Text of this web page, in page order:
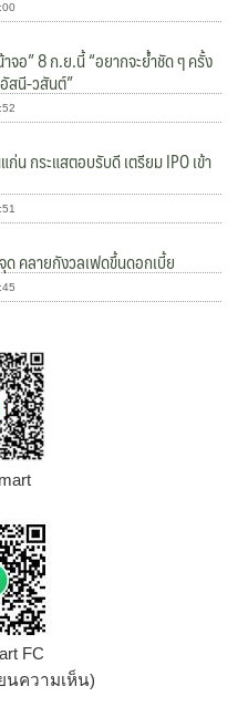
จอ” 8 ก.ย.นี้ “อยากจะย้ำชัด ๆ ครั้ง
สนี-วสันต์”
ก่น กระแสตอบรับดี เตรียม IPO เข้า
ด คลายกังวลเฟดขึ้นดอกเบี้ย
FC
นความเห็น)